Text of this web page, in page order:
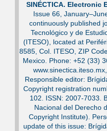
SINÉCTICA. Electronic
Issue 66,
continuously published
Tecnológico y de
(ITESO), located at
8585, Col. ITESO, ZIP
Mexico. Phone: +52 (33)
Responsible editor:
Copyright registration
102. ISSN: 2007-7033.
Nacional del Derecho
Copyright Institute).
update of this issue: